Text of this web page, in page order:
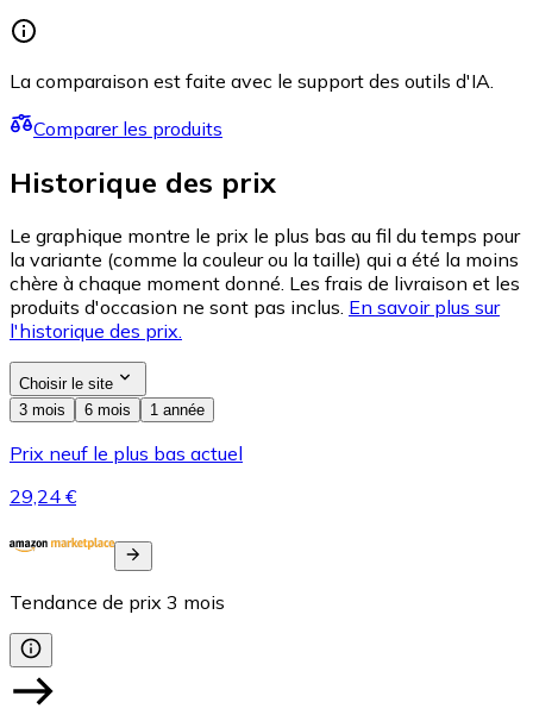
La comparaison est faite avec le support des outils d'IA.
Comparer les produits
Historique des prix
Le graphique montre le prix le plus bas au fil du temps pour
la variante (comme la couleur ou la taille) qui a été la moins
chère à chaque moment donné. Les frais de livraison et les
produits d'occasion ne sont pas inclus. En savoir plus sur
l'historique des prix.
Choisir le site
3 mois
6 mois 1 année
Prix neuf le plus bas actuel
29,24 €
Tendance de prix 3 mois